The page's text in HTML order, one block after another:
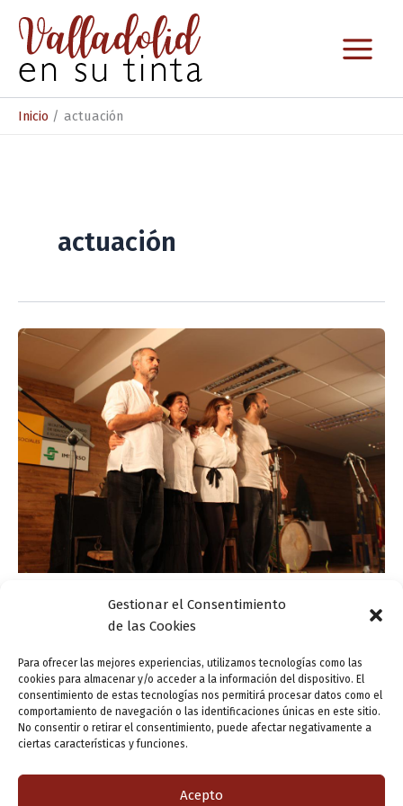
Gestionar el Consentimiento
de las Cookies
Para ofrecer las mejores experiencias, utilizamos tecnologías como las
cookies para almacenar y/o acceder a la información del dispositivo. El
consentimiento de estas tecnologías nos permitirá procesar datos como el
comportamiento de navegación o las identificaciones únicas en este sitio.
No consentir o retirar el consentimiento, puede afectar negativamente a
ciertas características y funciones.
Acepto
contenido
Inicio actuación
actuación
La música llega a la XXV Feria del Libro Viejo,
Antiguo y de Ocasión de Valladolid
ensutinta/7 abril, 2017
Mañana sábado, la música será protagonista en el
marco de la XXV Feria del Libro Viejo, Antiguo y de